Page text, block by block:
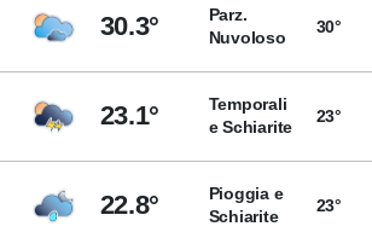
30.3°
Parz.
Nuvoloso
30°
23.1°
Temporali
e Schiarite
23°
22.8°
Pioggia e
Schiarite
23°